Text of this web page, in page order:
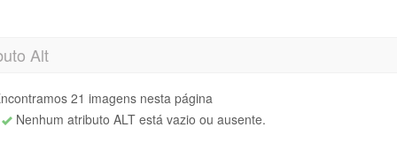
Alt
21 imagens nesta página
Nenhum atributo ALT está vazio ou ausente.